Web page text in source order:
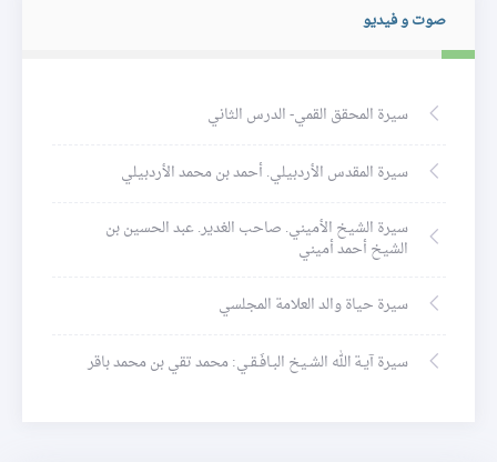
صوت و فيديو
سيرة المحقق القمي- الدرس الثاني
سيرة المقدس الأردبيلي. أحمد بن محمد الأردبيلي
سيرة الشيخ الأميني. صاحب الغدير. عبد الحسين بن
الشيخ أحمد أميني
سيرة حياة والد العلامة المجلسي
سيرة آيـة الله الشـيخ البـافَـقـي: محمد تقي بن محمد باقر